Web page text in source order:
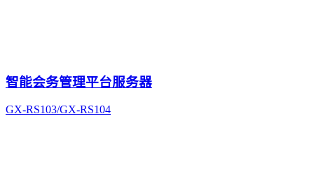
智能会务管理平台服务器
GX-RS103/GX-RS104